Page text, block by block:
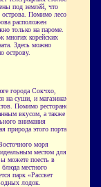
под землёй, что
Помимо лесов
расположен
только на пароме.
многих корейских
Здесь можно
острову.
города Сокчхо,
на суши, и магазинах
Помимо ресторанов
вкусом, а также
внимания
природа этого порта.
моря
местом для
можете поесть в
местного
парк «Рассвет
лодок.